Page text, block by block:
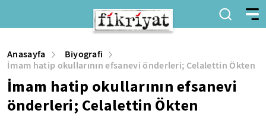
Anasayfa
Biyografi
İmam hatip okullarının efsanevi önderleri; Celalettin Ökten
İmam hatip okullarının efsanevi
önderleri; Celalettin Ökten